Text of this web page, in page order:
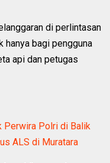
di perlintasan
bagi pengguna
api dan petugas
Perwira Polri di Balik
ALS di Muratara